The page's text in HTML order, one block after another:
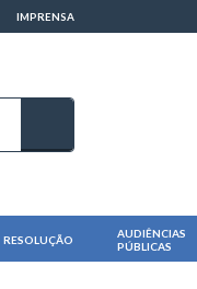
IMPRENSA
RESOLUÇÃO
AUDIÊNCIAS
PÚBLICAS